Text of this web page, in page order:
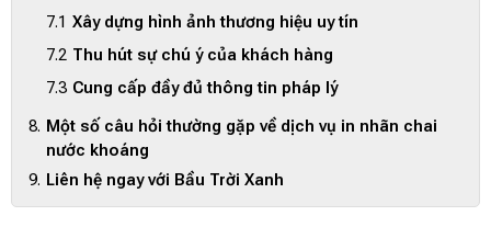
Xây dựng hình ảnh thương hiệu uy tín
Thu hút sự chú ý của khách hàng
Cung cấp đầy đủ thông tin pháp lý
Một số câu hỏi thường gặp về dịch vụ in nhãn chai
nước khoáng
Liên hệ ngay với Bầu Trời Xanh